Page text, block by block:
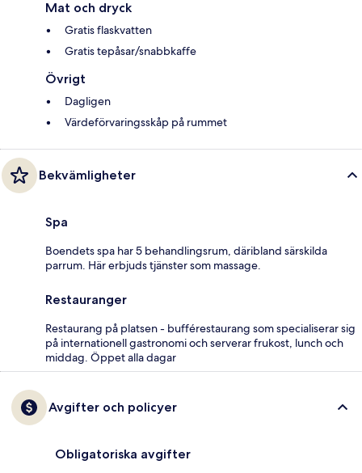
Mat och dryck
Gratis flaskvatten
Gratis tepåsar/snabbkaffe
Övrigt
Dagligen
Värdeförvaringsskåp på rummet
Bekvämligheter
Spa
Boendets spa har 5 behandlingsrum, däribland särskilda
parrum. Här erbjuds tjänster som massage.
Restauranger
Restaurang på platsen - bufférestaurang som specialiserar sig
på internationell gastronomi och serverar frukost, lunch och
middag. Öppet alla dagar
Avgifter och policyer
Obligatoriska avgifter